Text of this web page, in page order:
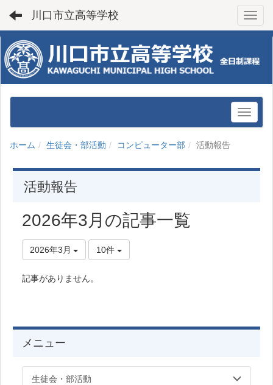
川口市立高等学校
ホーム 生徒会・部活動 コンピューター部 活動報告
活動報告
2026年3月の記事一覧
2026年3月 10件
記事がありません。
メニュー
生徒会・部活動